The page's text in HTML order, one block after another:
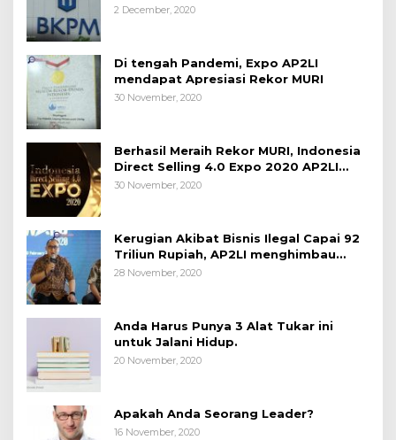
2 December, 2020
Di tengah Pandemi, Expo AP2LI
mendapat Apresiasi Rekor MURI
30 November, 2020
Berhasil Meraih Rekor MURI, Indonesia
Direct Selling 4.0 Expo 2020 AP2LI
berakhir sangat memuaskan
30 November, 2020
Kerugian Akibat Bisnis Ilegal Capai 92
Triliun Rupiah, AP2LI menghimbau
masyarakat Waspada.
28 November, 2020
Anda Harus Punya 3 Alat Tukar ini
untuk Jalani Hidup.
20 November, 2020
Apakah Anda Seorang Leader?
16 November, 2020